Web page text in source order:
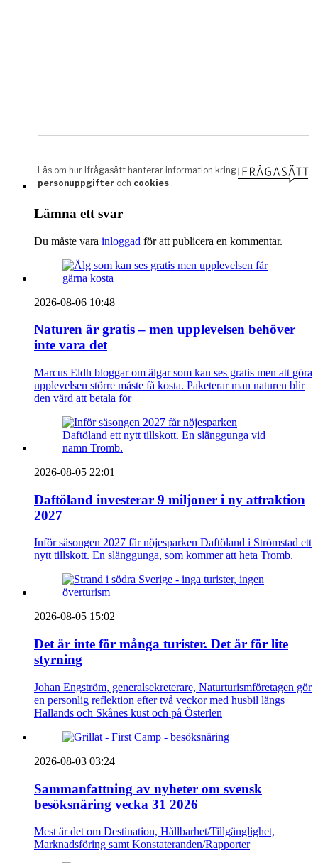
Lämna ett svar
Du måste vara inloggad för att publicera en kommentar.
2026-08-06 10:48
Naturen är gratis – men upplevelsen behöver
inte vara det
Marcus Eldh bloggar om älgar som kan ses gratis men att göra
upplevelsen större måste få kosta. Paketerar man naturen blir
den värd att betala för
2026-08-05 22:01
Daftöland investerar 9 miljoner i ny attraktion
2027
Inför säsongen 2027 får nöjesparken Daftöland i Strömstad ett
nytt tillskott. En slänggunga, som kommer att heta Tromb.
2026-08-05 15:02
Det är inte för många turister. Det är för lite
styrning
Johan Engström, generalsekreterare, Naturturismföretagen gör
en personlig reflektion efter två veckor med husbil längs
Hallands och Skånes kust och på Österlen
2026-08-03 03:24
Sammanfattning av nyheter om svensk
besöksnäring vecka 31 2026
Mest är det om Destination, Hållbarhet/Tillgänglighet,
Marknadsföring samt Konstateranden/Rapporter